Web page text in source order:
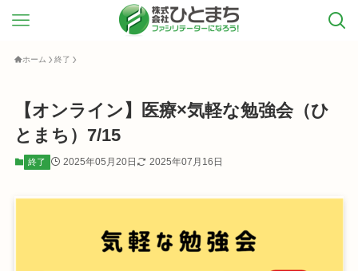
ホーム 終了
【オンライン】医療×気軽な勉強会（ひ
とまち）7/15
終了 2025年05月20日 2025年07月16日